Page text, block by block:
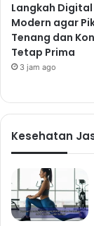
Langkah
Modern agar
Tenang dan
Tetap Prima
3 jam ago
Kesehatan